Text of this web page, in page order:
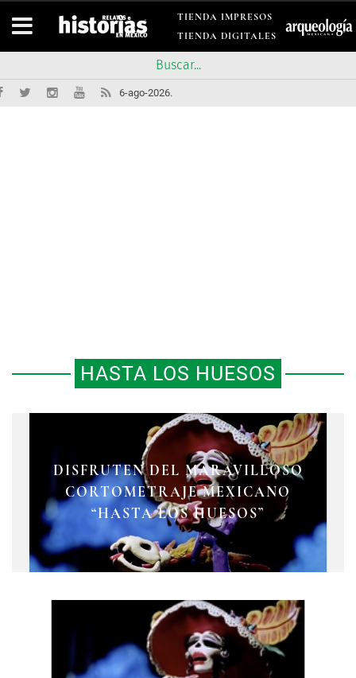
TIENDA IMPRESOS
TIENDA DIGITALES
6-ago-2026.
HASTA LOS HUESOS
DISFRUTEN DEL MARAVILLOSO
CORTOMETRAJE MEXICANO
“HASTA LOS HUESOS”